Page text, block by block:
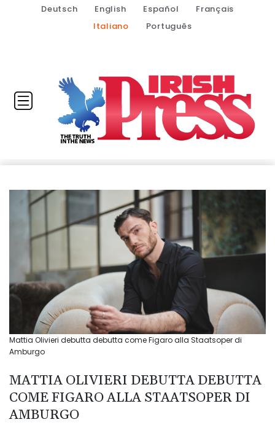
Deutsch English Español
Français
Italiano
Português
Mattia Olivieri debutta debutta come Figaro alla Staatsoper di
Amburgo
MATTIA OLIVIERI DEBUTTA DEBUTTA
COME FIGARO ALLA STAATSOPER DI
AMBURGO